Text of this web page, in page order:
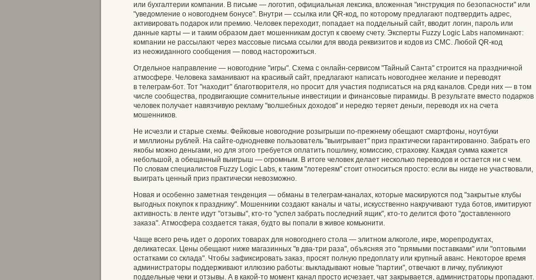
или бухгалтерии компании. В письме — логотип, официальная лексика, вложенная "инструкция по безопасности" или
"уведомление о новогоднем бонусе". Внутри — ссылка или QR‑код, по которому предлагают подтвердить адрес,
активировать подарок или премию. Человек переходит, попадает на поддельный сайт, вводит логин, пароль или
данные карты — и таким образом дает мошенникам доступ к своему счету. Эксперты Fuzzy Logic Labs напоминают:
компании не рассылают через массовые письма ссылки для ввода реквизитов и кодов из СМС. Любой QR‑код
из неожиданного сообщения — повод насторожиться.
Отдельное направление — новогодние "игры". Схема с онлайн-сервисом "Тайный Санта" строится на праздничной
атмосфере. Человека заманивают на красивый сайт, предлагают написать новогоднее желание и переводят
в телеграм-бот. Тот "находит" благотворителя, но просит для участия подписаться на ряд каналов. Среди них — в том
числе сообщества, продвигающие сомнительные инвестиции и финансовые пирамиды. В результате вместо подарков
человек получает навязчивую рекламу "волшебных доходов" и нередко теряет деньги, переводя их на счета
мошенников.
Не исчезли и старые схемы. Фейковые новогодние розыгрыши по‑прежнему обещают смартфоны, ноутбуки
и миллионы рублей. На сайте‑однодневке пользователь "выигрывает" приз практически гарантированно. Забрать его
якобы можно деньгами, но для этого требуется оплатить пошлину, комиссию, страховку. Каждая сумма кажется
небольшой, а обещанный выигрыш — огромным. В итоге человек делает несколько переводов и остается ни с чем.
По словам специалистов Fuzzy Logic Labs, к таким "лотереям" стоит относиться просто: если вы нигде не участвовали,
выиграть ценный приз практически невозможно.
Новая и особенно заметная тенденция — обманы в телеграм‑каналах, которые маскируются под "закрытые клубы
выгодных покупок к празднику". Мошенники создают каналы и чаты, искусственно накручивают туда ботов, имитируют
активность: в ленте идут "отзывы", кто‑то "успел забрать последний ящик", кто‑то делится фото "доставленного
заказа". Атмосфера создается такая, будто вы попали в живое комьюнити.
Чаще всего речь идет о дорогих товарах для новогоднего стола — элитном алкоголе, икре, морепродуктах,
деликатесах. Цены обещают ниже магазинных "в два‑три раза", объясняя это "прямыми поставками" или "оптовыми
остатками со склада". Чтобы зафиксировать заказ, просят полную предоплату или крупный аванс. Некоторое время
администраторы поддерживают иллюзию работы: выкладывают новые "партии", отвечают в личку, публикуют
поддельные чеки и отзывы. А в какой‑то момент канал просто исчезает, чат закрывается, администраторы пропадают.